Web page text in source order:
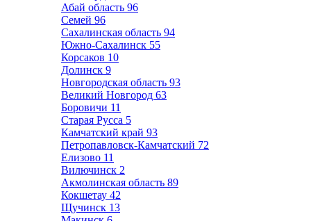
Абай область 96
Семей 96
Сахалинская область 94
Южно-Сахалинск 55
Корсаков 10
Долинск 9
Новгородская область 93
Великий Новгород 63
Боровичи 11
Старая Русса 5
Камчатский край 93
Петропавловск-Камчатский 72
Елизово 11
Вилючинск 2
Акмолинская область 89
Кокшетау 42
Щучинск 13